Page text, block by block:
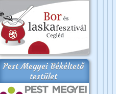
Pest Megyei Békéltető
testület